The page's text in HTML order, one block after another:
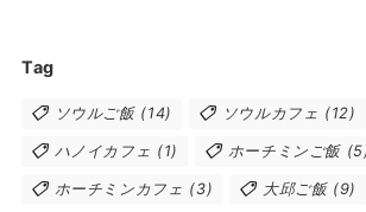
Tag
ソウルご飯(14) ソウルカフェ (12)
ハノイカフェ (1) ホーチミンご飯
ホーチミンカフェ (3) 大邱ご飯(9)